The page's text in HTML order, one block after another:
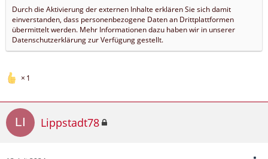
Durch die Aktivierung der externen Inhalte erklären Sie sich damit
einverstanden, dass personenbezogene Daten an Drittplattformen
übermittelt werden. Mehr Informationen dazu haben wir in unserer
Datenschutzerklärung zur Verfügung gestellt.
1
Lippstadt78